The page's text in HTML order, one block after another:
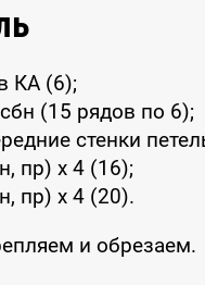
КА (6);
(15 рядов по 6);
стенки
пр) x 4 (16);
пр) x 4 (20).
и обрезаем.